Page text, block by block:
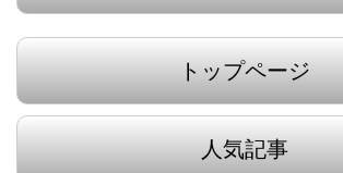
トップページ
人気記事